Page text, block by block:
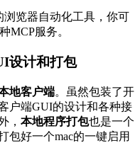
浏览器自动化工具，你可
MCP服务。
设计和打包
地客户端。虽然包装了开
户端GUI的设计和各种接
， 本地程序打包也是一个
包好一个mac的一键启用